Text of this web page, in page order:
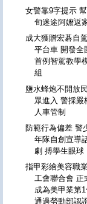
女警靠9字提示
旬迷途阿嬤返
成大獲贈宏碁自駕
平台車 開發全
首例智駕教學
組
鹽水蜂炮不開放民
眾進入 警採嚴
人車管制
防範行為偏差 警
年隊自創宣導
劇 搏學生眼球
指甲彩繪美容職
工會聯合會 正
成為美甲業第1
通過勞動部認